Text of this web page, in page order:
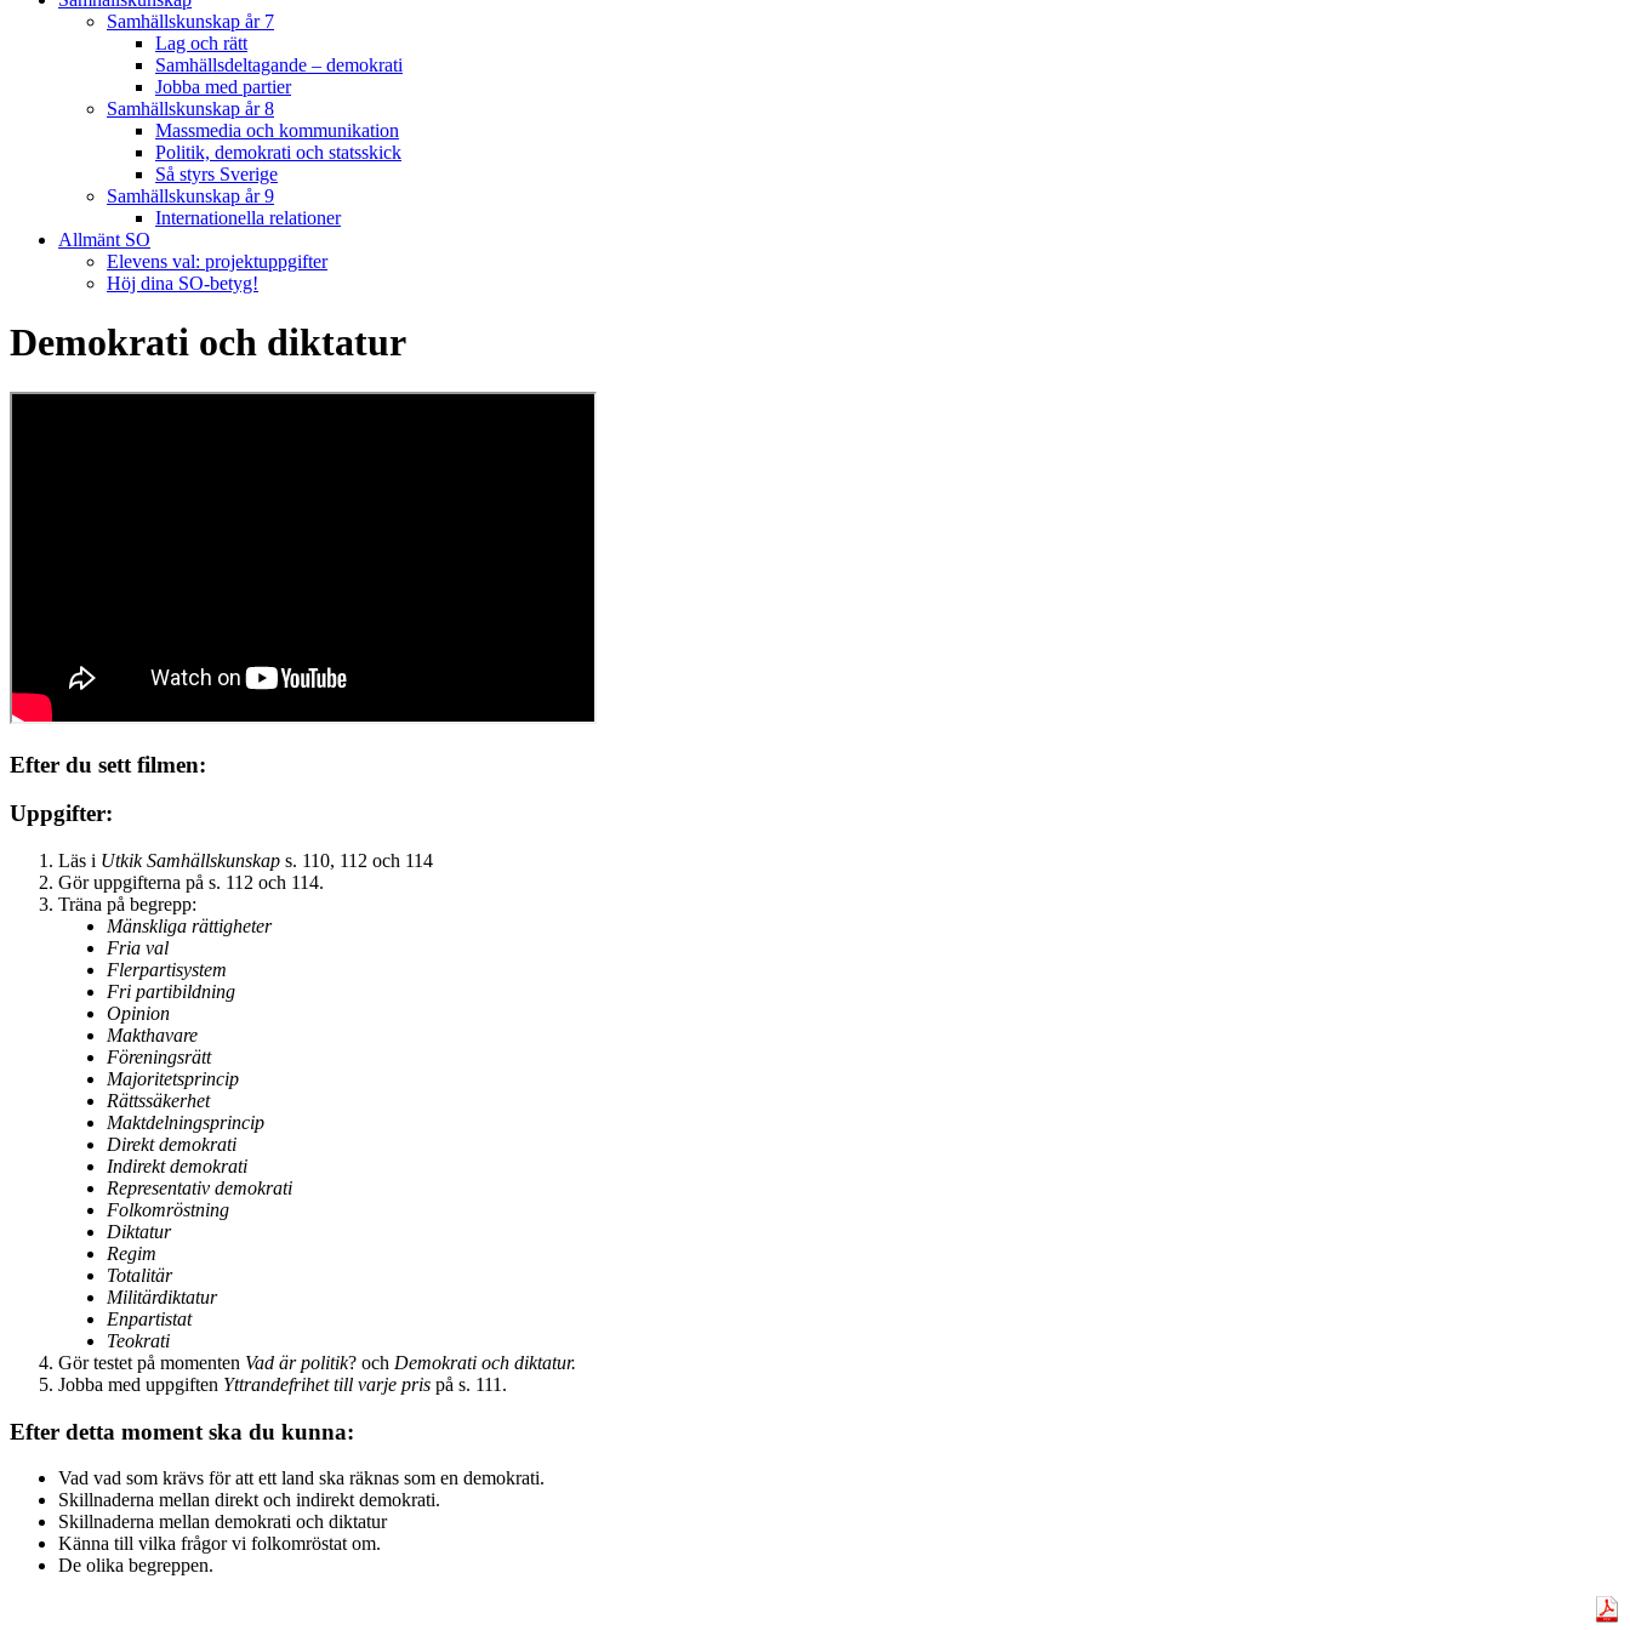
Samhällskunskap år 7
Lag och rätt
Samhällsdeltagande – demokrati
Jobba med partier
Samhällskunskap år 8
Massmedia och kommunikation
Politik, demokrati och statsskick
Så styrs Sverige
Samhällskunskap år 9
Internationella relationer
Allmänt SO
Elevens val: projektuppgifter
Höj dina SO-betyg!
Demokrati och diktatur
Efter du sett filmen:
Uppgifter:
Läs i Utkik Samhällskunskap s. 110, 112 och 114
Gör uppgifterna på s. 112 och 114.
Träna på begrepp:
Mänskliga rättigheter
Fria val
Flerpartisystem
Fri partibildning
Opinion
Makthavare
Föreningsrätt
Majoritetsprincip
Rättssäkerhet
Maktdelningsprincip
Direkt demokrati
Indirekt demokrati
Representativ demokrati
Folkomröstning
Diktatur
Regim
Totalitär
Militärdiktatur
Enpartistat
Teokrati
Gör testet på momenten Vad är politik? och Demokrati och diktatur.
Jobba med uppgiften Yttrandefrihet till varje pris på s. 111.
Efter detta moment ska du kunna:
Vad vad som krävs för att ett land ska räknas som en demokrati.
Skillnaderna mellan direkt och indirekt demokrati.
Skillnaderna mellan demokrati och diktatur
Känna till vilka frågor vi folkomröstat om.
De olika begreppen.